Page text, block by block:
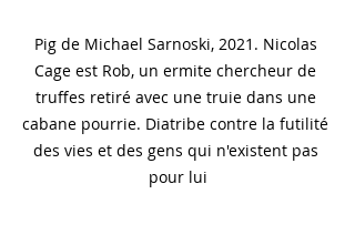
Pig de Michael Sarnoski, 2021. Nicolas
Cage est Rob, un ermite chercheur de
truffes retiré avec une truie dans une
cabane pourrie. Diatribe contre la futilité
des vies et des gens qui n'existent pas
pour lui